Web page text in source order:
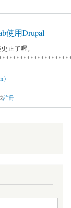
使用Drupal
正了喔。
註冊